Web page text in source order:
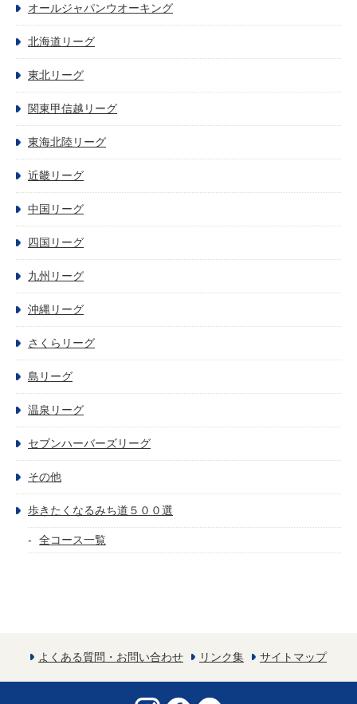
オールジャパンウオーキング
北海道リーグ
東北リーグ
関東甲信越リーグ
東海北陸リーグ
近畿リーグ
中国リーグ
四国リーグ
九州リーグ
沖縄リーグ
さくらリーグ
島リーグ
温泉リーグ
セブンハーバーズリーグ
その他
歩きたくなるみち道５００選
全コース一覧
よくある質問・お問い合わせ リンク集 サイトマップ